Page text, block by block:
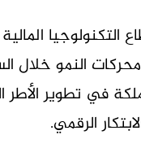
التكنولوجيا
النمو خلال
في تطوير الأطر
الرقمي.